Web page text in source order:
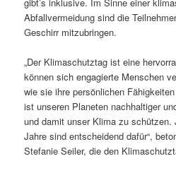
Abfallvermeidung sind die
Geschirr mitzubringen.
„Der Klimaschutztag ist eine
können sich engagierte Menschen
wie sie ihre persönlichen
ist unseren Planeten nachhaltiger
und damit unser Klima zu
Jahre sind entscheidend dafür“,
Stefanie Seiler, die den